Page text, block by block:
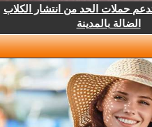
حملات الحد من انتشار الكلاب
الضالة بالمدينة